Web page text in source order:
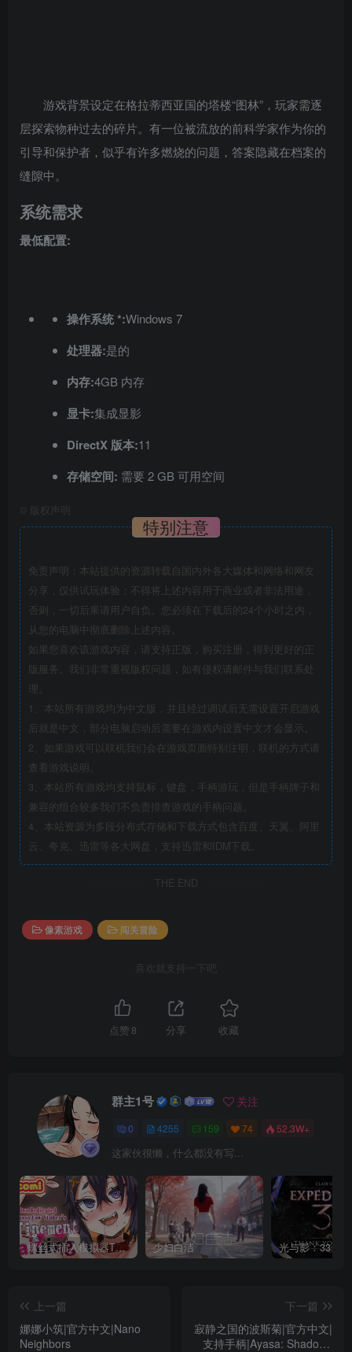
游戏背景设定在格拉蒂西亚国的塔楼“图林”，玩家需逐
层探索物种过去的碎片。有一位被流放的前科学家作为你的
引导和保护者，似乎有许多燃烧的问题，答案隐藏在档案的
缝隙中。
系统需求
最低配置:
操作系统 *:Windows 7
处理器:是的
内存:4GB 内存
显卡:集成显影
DirectX 版本:11
存储空间: 需要 2 GB 可用空间
版权声明
特别注意
免责声明：本站提供的资源转载自国内外各大媒体和网络和网友
分享，仅供试玩体验；不得将上述内容用于商业或者非法用途，
否则，一切后果请用户自负。您必须在下载后的24个小时之内，
从您的电脑中彻底删除上述内容。
如果您喜欢该游戏内容，请支持正版，购买注册，得到更好的正
版服务。我们非常重视版权问题，如有侵权请邮件与我们联系处
理。
1、本站所有游戏均为中文版，并且经过调试后无需设置开启游戏
后就是中文，部分电脑启动后需要在游戏内设置中文才会显示。
2、如果游戏可以联机我们会在游戏页面特别注明，联机的方式请
查看游戏说明。
3、本站所有游戏均支持鼠标，键盘，手柄游玩，但是手柄牌子和
兼容的组合较多我们不负责排查游戏的手柄问题。
4、本站资源为多段分布式存储和下载方式包含百度、天翼、阿里
云、夸克、迅雷等各大网盘，支持迅雷和IDM下载。
THE END
像素游戏 闯关冒险
喜欢就支持一下吧
点赞 8 分享 收藏
群主1号 关注
0 4255 159 74 52.3W+
这家伙很懒，什么都没有写...
螺丝式插入模拟器TMA02 少妇白洁
上一篇
娜娜小筑|官方中文|Nano
Neighbors
下一篇
寂静之国的波斯菊|官方中文|
支持手柄|Ayasa: Shadows